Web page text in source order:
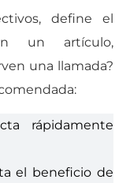
define el
un artículo,
una llamada?
rápidamente
el beneficio de